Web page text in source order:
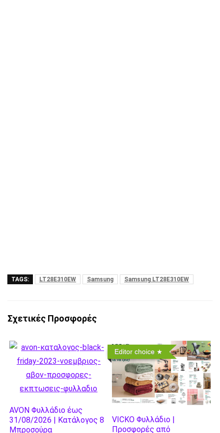
TAGS: LT28E310EW Samsung Samsung LT28E310EW
Σχετικές Προσφορές
AVON Φυλλάδιο έως
31/08/2026 | Κατάλογος 8
Μπροσούρα
Editor choice
VICKO Φυλλάδιο |
Προσφορές από